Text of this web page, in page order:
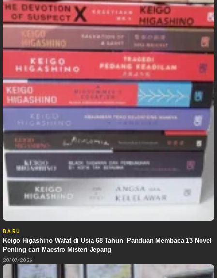
BARU
Keigo Higashino Wafat di Usia 68 Tahun: Panduan Membaca 13 Novel
Penting dari Maestro Misteri Jepang
28/07/2026